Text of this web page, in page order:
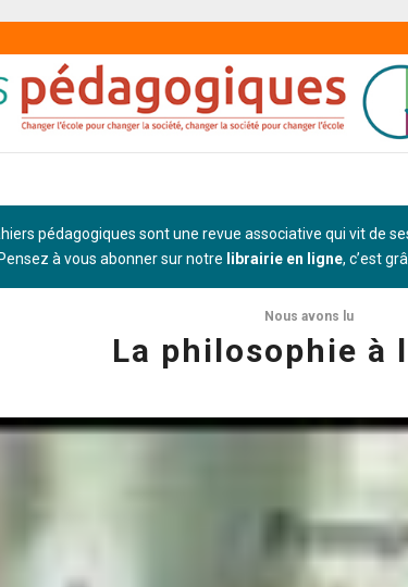
pédagogiques sont une revue associative qui vit de
Pensez à vous abonner sur notre librairie en ligne, c’est
Nous avons lu
La philosophie à